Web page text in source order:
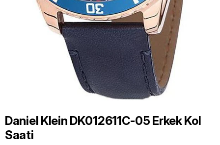
Daniel Klein DK012611C-05 Erkek Kol
Saati